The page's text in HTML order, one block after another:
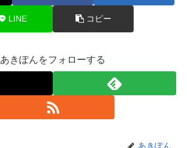
LINE コピー
あきぽんをフォローする
あきぽん